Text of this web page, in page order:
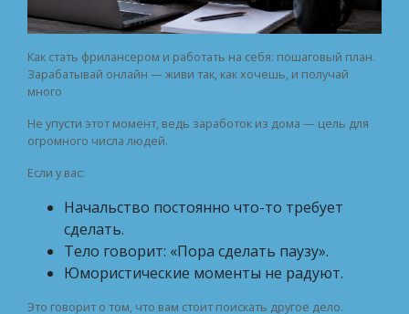
Как стать фрилансером и работать на себя: пошаговый план.
Зарабатывай онлайн — живи так, как хочешь, и получай
много
Не упусти этот момент, ведь заработок из дома — цель для
огромного числа людей.
Если у вас:
Начальство постоянно что-то требует
сделать.
Тело говорит: «Пора сделать паузу».
Юмористические моменты не радуют.
Это говорит о том, что вам стоит поискать другое дело.